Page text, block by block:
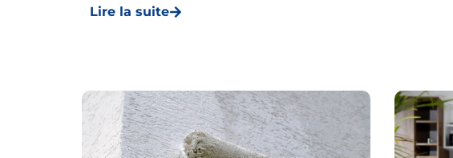
Lire la suite